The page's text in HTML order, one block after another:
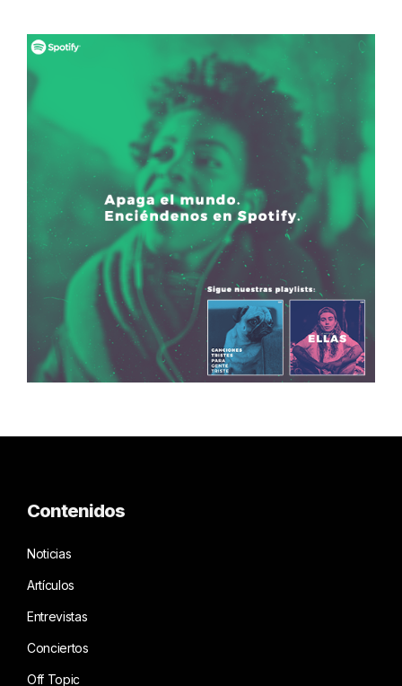
Contenidos
Noticias
Artículos
Entrevistas
Conciertos
Off Topic